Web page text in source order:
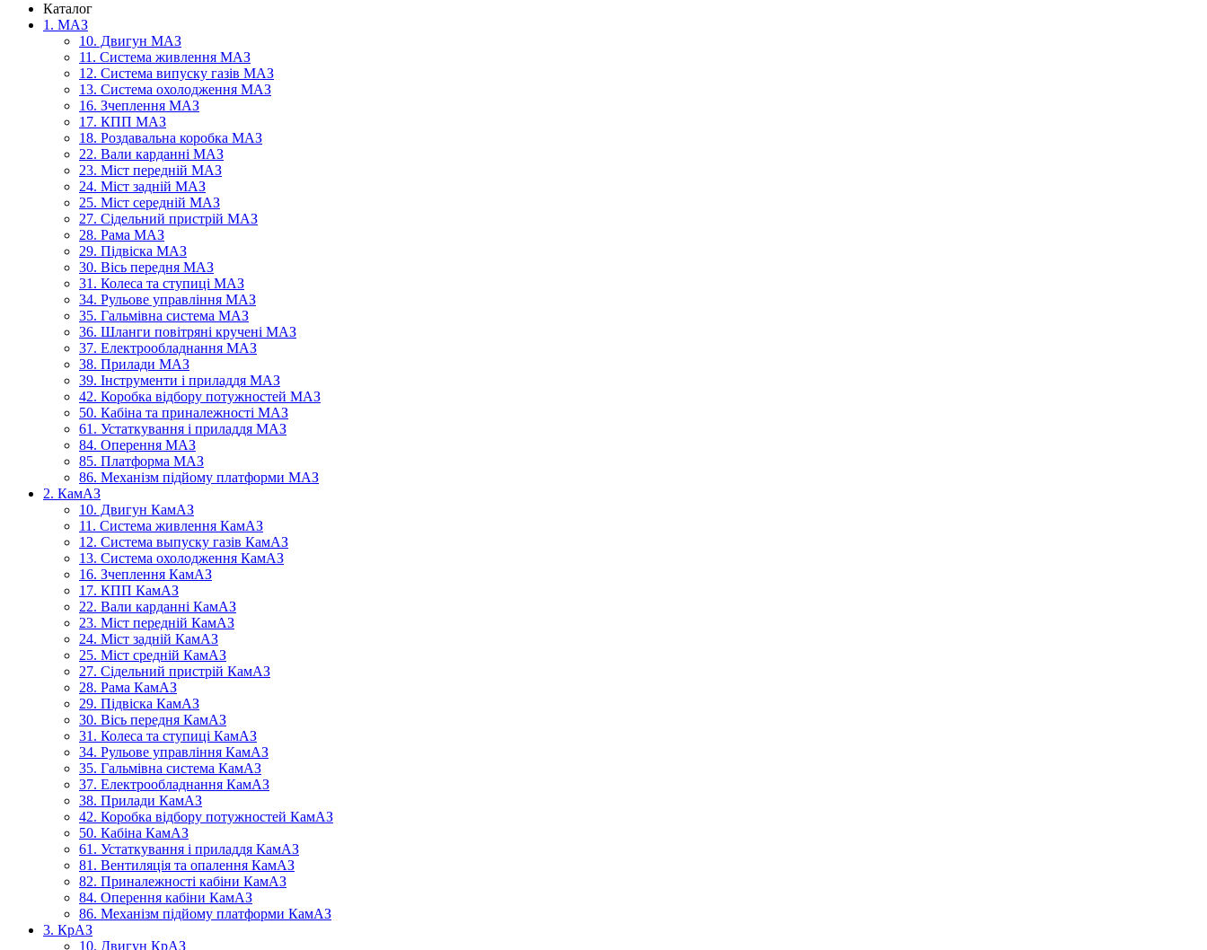
Каталог
1. МАЗ
10. Двигун МАЗ
11. Система живлення МАЗ
12. Система випуску газів МАЗ
13. Система охолодження МАЗ
16. Зчеплення МАЗ
17. КПП МАЗ
18. Роздавальна коробка МАЗ
22. Вали карданні МАЗ
23. Міст передній МАЗ
24. Міст задній МАЗ
25. Міст середній МАЗ
27. Сідельний пристрій МАЗ
28. Рама МАЗ
29. Підвіска МАЗ
30. Вісь передня МАЗ
31. Колеса та ступиці МАЗ
34. Рульове управління МАЗ
35. Гальмівна система МАЗ
36. Шланги повітряні кручені МАЗ
37. Електрообладнання МАЗ
38. Прилади МАЗ
39. Інструменти і приладдя МАЗ
42. Коробка відбору потужностей МАЗ
50. Кабіна та приналежності МАЗ
61. Устаткування і приладдя МАЗ
84. Оперення МАЗ
85. Платформа МАЗ
86. Механізм підйому платформи МАЗ
2. КамАЗ
10. Двигун КамАЗ
11. Система живлення КамАЗ
12. Система выпуску газів КамАЗ
13. Система охолодження КамАЗ
16. Зчеплення КамАЗ
17. КПП КамАЗ
22. Вали карданні КамАЗ
23. Міст передній КамАЗ
24. Міст задній КамАЗ
25. Міст средній КамАЗ
27. Сідельний пристрій КамАЗ
28. Рама КамАЗ
29. Підвіска КамАЗ
30. Вісь передня КамАЗ
31. Колеса та ступиці КамАЗ
34. Рульове управління КамАЗ
35. Гальмівна система КамАЗ
37. Електрообладнання КамАЗ
38. Прилади КамАЗ
42. Коробка відбору потужностей КамАЗ
50. Кабіна КамАЗ
61. Устаткування і приладдя КамАЗ
81. Вентиляція та опалення КамАЗ
82. Приналежності кабіни КамАЗ
84. Оперення кабіни КамАЗ
86. Механізм підйому платформи КамАЗ
3. КрАЗ
10. Двигун КрАЗ